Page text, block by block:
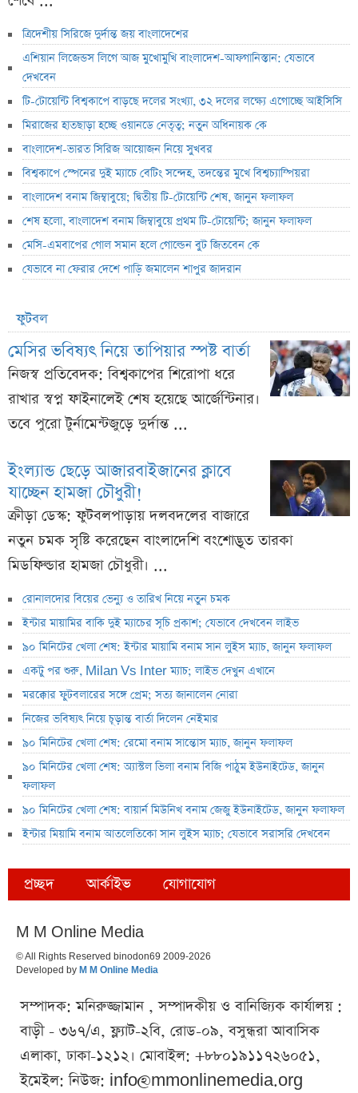
ত্রিদেশীয় সিরিজে দুর্দান্ত জয় বাংলাদেশের
এশিয়ান লিজেন্ডস লিগে আজ মুখোমুখি বাংলাদেশ-আফগানিস্তান: যেভাবে
দেখবেন
টি-টোয়েন্টি বিশ্বকাপে বাড়ছে দলের সংখ্যা, ৩২ দলের লক্ষ্যে এগোচ্ছে আইসিসি
মিরাজের হাতছাড়া হচ্ছে ওয়ানডে নেতৃত্ব; নতুন অধিনায়ক কে
বাংলাদেশ-ভারত সিরিজ আয়োজন নিয়ে সুখবর
বিশ্বকাপে স্পেনের দুই ম্যাচে বেটিং সন্দেহ, তদন্তের মুখে বিশ্বচ্যাম্পিয়রা
বাংলাদেশ বনাম জিম্বাবুয়ে; দ্বিতীয় টি-টোয়েন্টি শেষ, জানুন ফলাফল
শেষ হলো, বাংলাদেশ বনাম জিম্বাবুয়ে প্রথম টি-টোয়েন্টি; জানুন ফলাফল
মেসি-এমবাপের গোল সমান হলে গোল্ডেন বুট জিতবেন কে
যেভাবে না ফেরার দেশে পাড়ি জমালেন শাপুর জাদরান
ফুটবল
মেসির ভবিষ্যৎ নিয়ে তাপিয়ার স্পষ্ট বার্তা
নিজস্ব প্রতিবেদক: বিশ্বকাপের শিরোপা ধরে
রাখার স্বপ্ন ফাইনালেই শেষ হয়েছে আর্জেন্টিনার।
তবে পুরো টুর্নামেন্টজুড়ে দুর্দান্ত ...
ইংল্যান্ড ছেড়ে আজারবাইজানের ক্লাবে
যাচ্ছেন হামজা চৌধুরী!
ক্রীড়া ডেস্ক: ফুটবলপাড়ায় দলবদলের বাজারে
নতুন চমক সৃষ্টি করেছেন বাংলাদেশি বংশোদ্ভূত তারকা
মিডফিল্ডার হামজা চৌধুরী। ...
রোনালদোর বিয়ের ভেন্যু ও তারিখ নিয়ে নতুন চমক
ইন্টার মায়ামির বাকি দুই ম্যাচের সূচি প্রকাশ; যেভাবে দেখবেন লাইভ
৯০ মিনিটের খেলা শেষ: ইন্টার মায়ামি বনাম সান লুইস ম্যাচ, জানুন ফলাফল
একটু পর শুরু, Milan Vs Inter ম্যাচ; লাইভ দেখুন এখানে
মরক্কোর ফুটবলারের সঙ্গে প্রেম; সত্য জানালেন নোরা
নিজের ভবিষ্যৎ নিয়ে চূড়ান্ত বার্তা দিলেন নেইমার
৯০ মিনিটের খেলা শেষ: রেমো বনাম সান্তোস ম্যাচ, জানুন ফলাফল
৯০ মিনিটের খেলা শেষ: অ্যাস্টল ভিলা বনাম বিজি পাঠুম ইউনাইটেড, জানুন
ফলাফল
৯০ মিনিটের খেলা শেষ: বায়ার্ন মিউনিখ বনাম জেজু ইউনাইটেড, জানুন ফলাফল
ইন্টার মিয়ামি বনাম আতলেতিকো সান লুইস ম্যাচ; যেভাবে সরাসরি দেখবেন
প্রচ্ছদ আর্কাইভ যোগাযোগ
M M Online Media
© All Rights Reserved binodon69 2009-2026
Developed by M M Online Media
সম্পাদক: মনিরুজ্জামান , সম্পাদকীয় ও বানিজ্যিক কার্যালয় :
বাড়ী - ৩৬৭/এ, ফ্ল্যাট-২বি, রোড-০৯, বসুন্ধরা আবাসিক
এলাকা, ঢাকা-১২১২। মোবাইল: +৮৮০১৯১১৭২৬০৫১,
ইমেইল: নিউজ: info@mmonlinemedia.org